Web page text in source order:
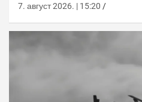
7. август 2026. | 15:20